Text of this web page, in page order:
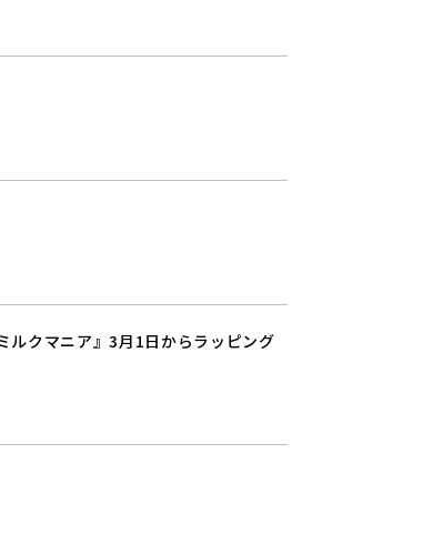
ルクマニア』3月1日からラッピング